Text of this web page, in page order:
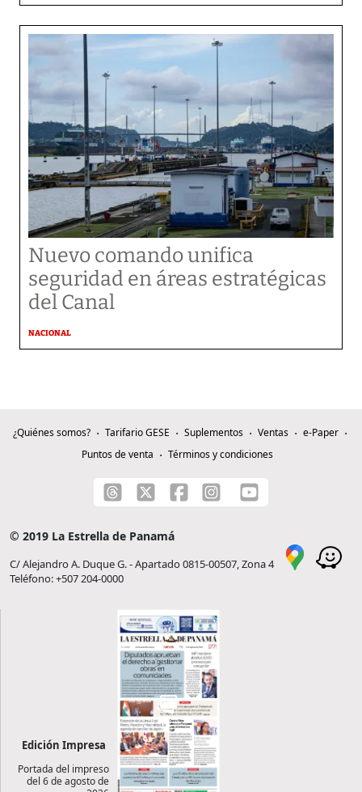
Nuevo comando unifica
seguridad en áreas estratégicas
del Canal
NACIONAL
¿Quiénes somos? Tarifario GESE Suplementos Ventas
e-Paper
Puntos de venta
Términos y condiciones
© 2019 La Estrella de Panamá
C/ Alejandro A. Duque G. - Apartado 0815-00507, Zona 4
Teléfono: +507 204-0000
Edición Impresa
Portada del impreso
del 6 de agosto de